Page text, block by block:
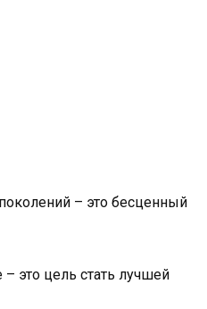
– это бесценный
это цель стать лучшей